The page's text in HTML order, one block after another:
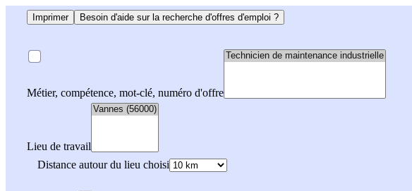
Imprimer Besoin d'aide sur la recherche d'offres d'emploi ?
Métier, compétence, mot-clé, numéro d'offre
Lieu de travail
Distance autour du lieu choisi